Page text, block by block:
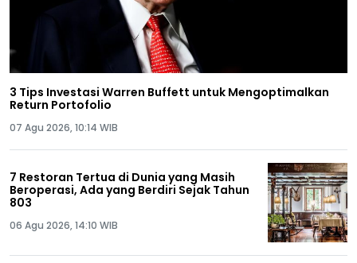
3 Tips Investasi Warren Buffett untuk Mengoptimalkan
Return Portofolio
07 Agu 2026, 10:14 WIB
7 Restoran Tertua di Dunia yang Masih
Beroperasi, Ada yang Berdiri Sejak Tahun
803
06 Agu 2026, 14:10 WIB